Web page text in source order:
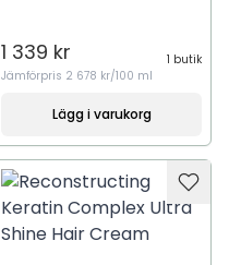
1 339 kr
1 butik
Jämförpris 2 678 kr/100 ml
Lägg i varukorg